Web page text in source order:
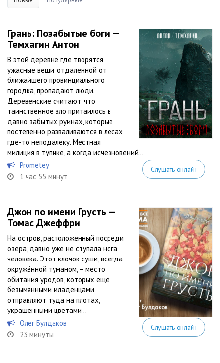
Грань: Позабытые боги —
Темхагин Антон
В этой деревне где творятся
ужасные вещи, отдаленной от
ближайшего провинциального
городка, пропадают люди.
Деревенские считают, что
таинственное зло притаилось в
давно забытых руинах, которые
постепенно разваливаются в лесах
где-то неподалеку. Местная
милиция в тупике, а когда исчезновений...
Prometey
1 час 55 минут
Слушать онлайн
Джон по имени Грусть —
Томас Джеффри
На остров, расположенный посреди
озера, давно уже не ступала нога
человека. Этот клочок суши, всегда
окружённой туманом, – место
обитания уродов, которых ещё
безымянными младенцами
отправляют туда на плотах,
украшенными цветами…
Олег Булдаков
23 минуты
Слушать онлайн